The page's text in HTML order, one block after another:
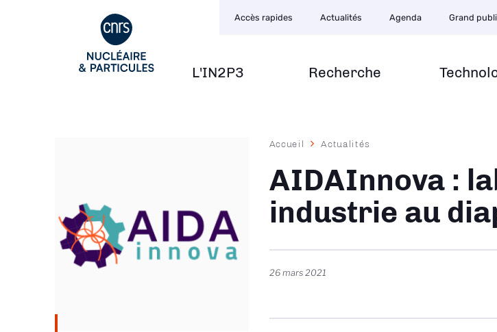
Navigation
L'IN2P3 Recherche
secondaire
Accès rapides Actualités Agenda Grand
Fil
Accueil Actualités
AIDAInnova :
industrie au
26 mars 2021